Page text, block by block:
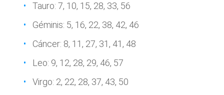
Tauro: 7, 10, 15, 28, 33, 56
Géminis: 5, 16, 22, 38, 42, 46
Cáncer: 8, 11, 27, 31, 41, 48
Leo: 9, 12, 28, 29, 46, 57
Virgo: 2, 22, 28, 37, 43, 50